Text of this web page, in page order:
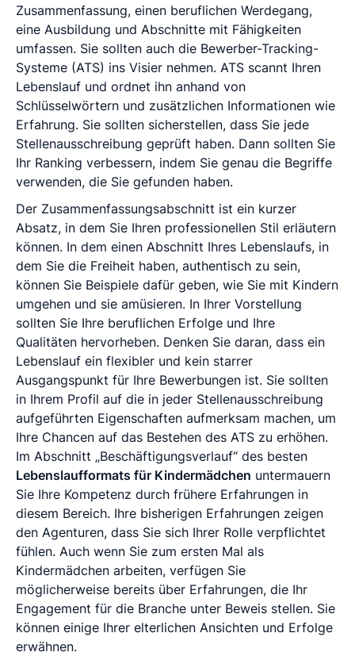
Zusammenfassung, einen beruflichen Werdegang,
eine Ausbildung und Abschnitte mit Fähigkeiten
umfassen. Sie sollten auch die Bewerber-Tracking-
Systeme (ATS) ins Visier nehmen. ATS scannt Ihren
Lebenslauf und ordnet ihn anhand von
Schlüsselwörtern und zusätzlichen Informationen wie
Erfahrung. Sie sollten sicherstellen, dass Sie jede
Stellenausschreibung geprüft haben. Dann sollten Sie
Ihr Ranking verbessern, indem Sie genau die Begriffe
verwenden, die Sie gefunden haben.
Der Zusammenfassungsabschnitt ist ein kurzer
Absatz, in dem Sie Ihren professionellen Stil erläutern
können. In dem einen Abschnitt Ihres Lebenslaufs, in
dem Sie die Freiheit haben, authentisch zu sein,
können Sie Beispiele dafür geben, wie Sie mit Kindern
umgehen und sie amüsieren. In Ihrer Vorstellung
sollten Sie Ihre beruflichen Erfolge und Ihre
Qualitäten hervorheben. Denken Sie daran, dass ein
Lebenslauf ein flexibler und kein starrer
Ausgangspunkt für Ihre Bewerbungen ist. Sie sollten
in Ihrem Profil auf die in jeder Stellenausschreibung
aufgeführten Eigenschaften aufmerksam machen, um
Ihre Chancen auf das Bestehen des ATS zu erhöhen.
Im Abschnitt „Beschäftigungsverlauf“ des besten
Lebenslaufformats für Kindermädchen untermauern
Sie Ihre Kompetenz durch frühere Erfahrungen in
diesem Bereich. Ihre bisherigen Erfahrungen zeigen
den Agenturen, dass Sie sich Ihrer Rolle verpflichtet
fühlen. Auch wenn Sie zum ersten Mal als
Kindermädchen arbeiten, verfügen Sie
möglicherweise bereits über Erfahrungen, die Ihr
Engagement für die Branche unter Beweis stellen. Sie
können einige Ihrer elterlichen Ansichten und Erfolge
erwähnen.